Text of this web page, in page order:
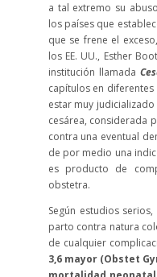
a tal extremo su
los países que
que se frene el
los EE. UU., Esther
institución llamada
capítulos en
estar muy
cesárea, considerada
contra una eventual
de por medio una
es producto de
obstetra.
Según estudios
parto contra natura
de cualquier
3,6 mayor (Obstet